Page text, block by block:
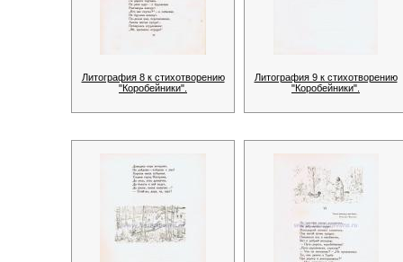
Литография 8 к стихотворению
"Коробейники".
Литография 9 к стихотворению
"Коробейники".